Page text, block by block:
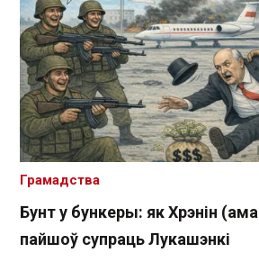
Бунт у бункеры: як Хрэнін
пайшоў супраць Лукашэнкі
Грамадства